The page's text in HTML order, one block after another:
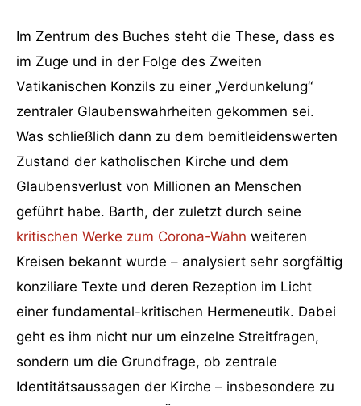
Im Zentrum des Buches steht die These, dass es
im Zuge und in der Folge des Zweiten
Vatikanischen Konzils zu einer „Verdunkelung“
zentraler Glaubenswahrheiten gekommen sei.
Was schließlich dann zu dem bemitleidenswerten
Zustand der katholischen Kirche und dem
Glaubensverlust von Millionen an Menschen
geführt habe. Barth, der zuletzt durch seine
kritischen Werke zum Corona-Wahn weiteren
Kreisen bekannt wurde – analysiert sehr sorgfältig
konziliare Texte und deren Rezeption im Licht
einer fundamental-kritischen Hermeneutik. Dabei
geht es ihm nicht nur um einzelne Streitfragen,
sondern um die Grundfrage, ob zentrale
Identitätsaussagen der Kirche – insbesondere zu